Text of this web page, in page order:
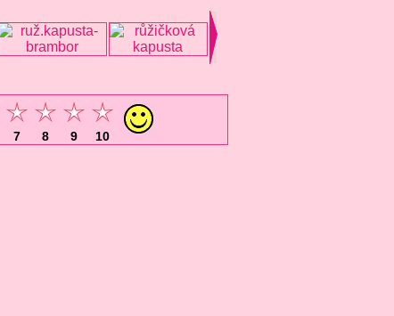
7 8 9 10